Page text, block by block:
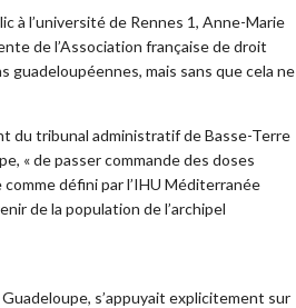
à l’université de Rennes 1, Anne-Marie
de l’Association française de droit
mais sans que cela ne
du tribunal administratif de Basse-Terre
« de passer commande des doses
défini par l’IHU Méditerranée
de la population de l’archipel
s’appuyait explicitement sur